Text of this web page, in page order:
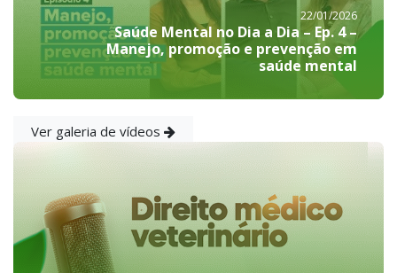
22/01/2026
Saúde Mental no Dia a Dia – Ep. 4 –
Manejo, promoção e prevenção em
saúde mental
Ver galeria de vídeos